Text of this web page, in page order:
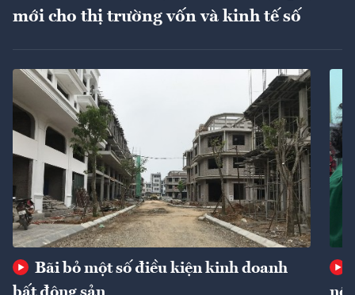
mới cho thị trường vốn và kinh tế số
Bãi bỏ một số điều kiện kinh doanh